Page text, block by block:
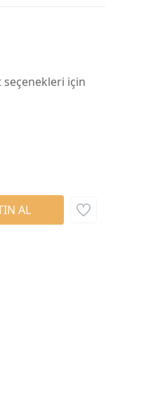
için